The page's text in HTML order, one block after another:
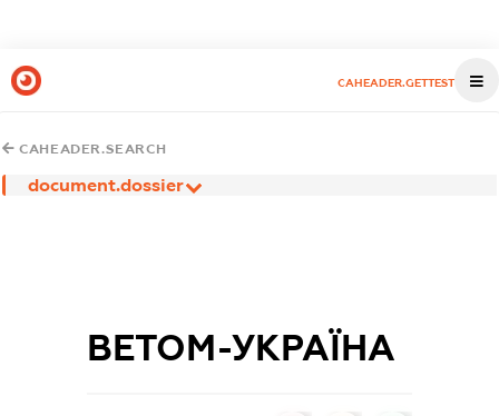
CAHEADER.GETTEST
CAHEADER.SEARCH
document.dossier
ВЕТОМ-УКРАЇНА